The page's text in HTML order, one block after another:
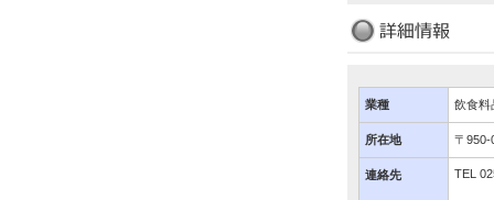
業種 飲食料
所在地 〒
連絡先 TEL